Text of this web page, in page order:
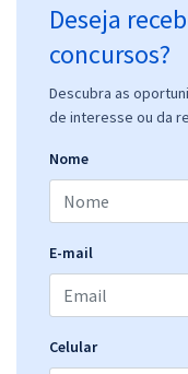
Deseja
concursos?
Descubra as
de interesse ou da
Nome
E-mail
Celular